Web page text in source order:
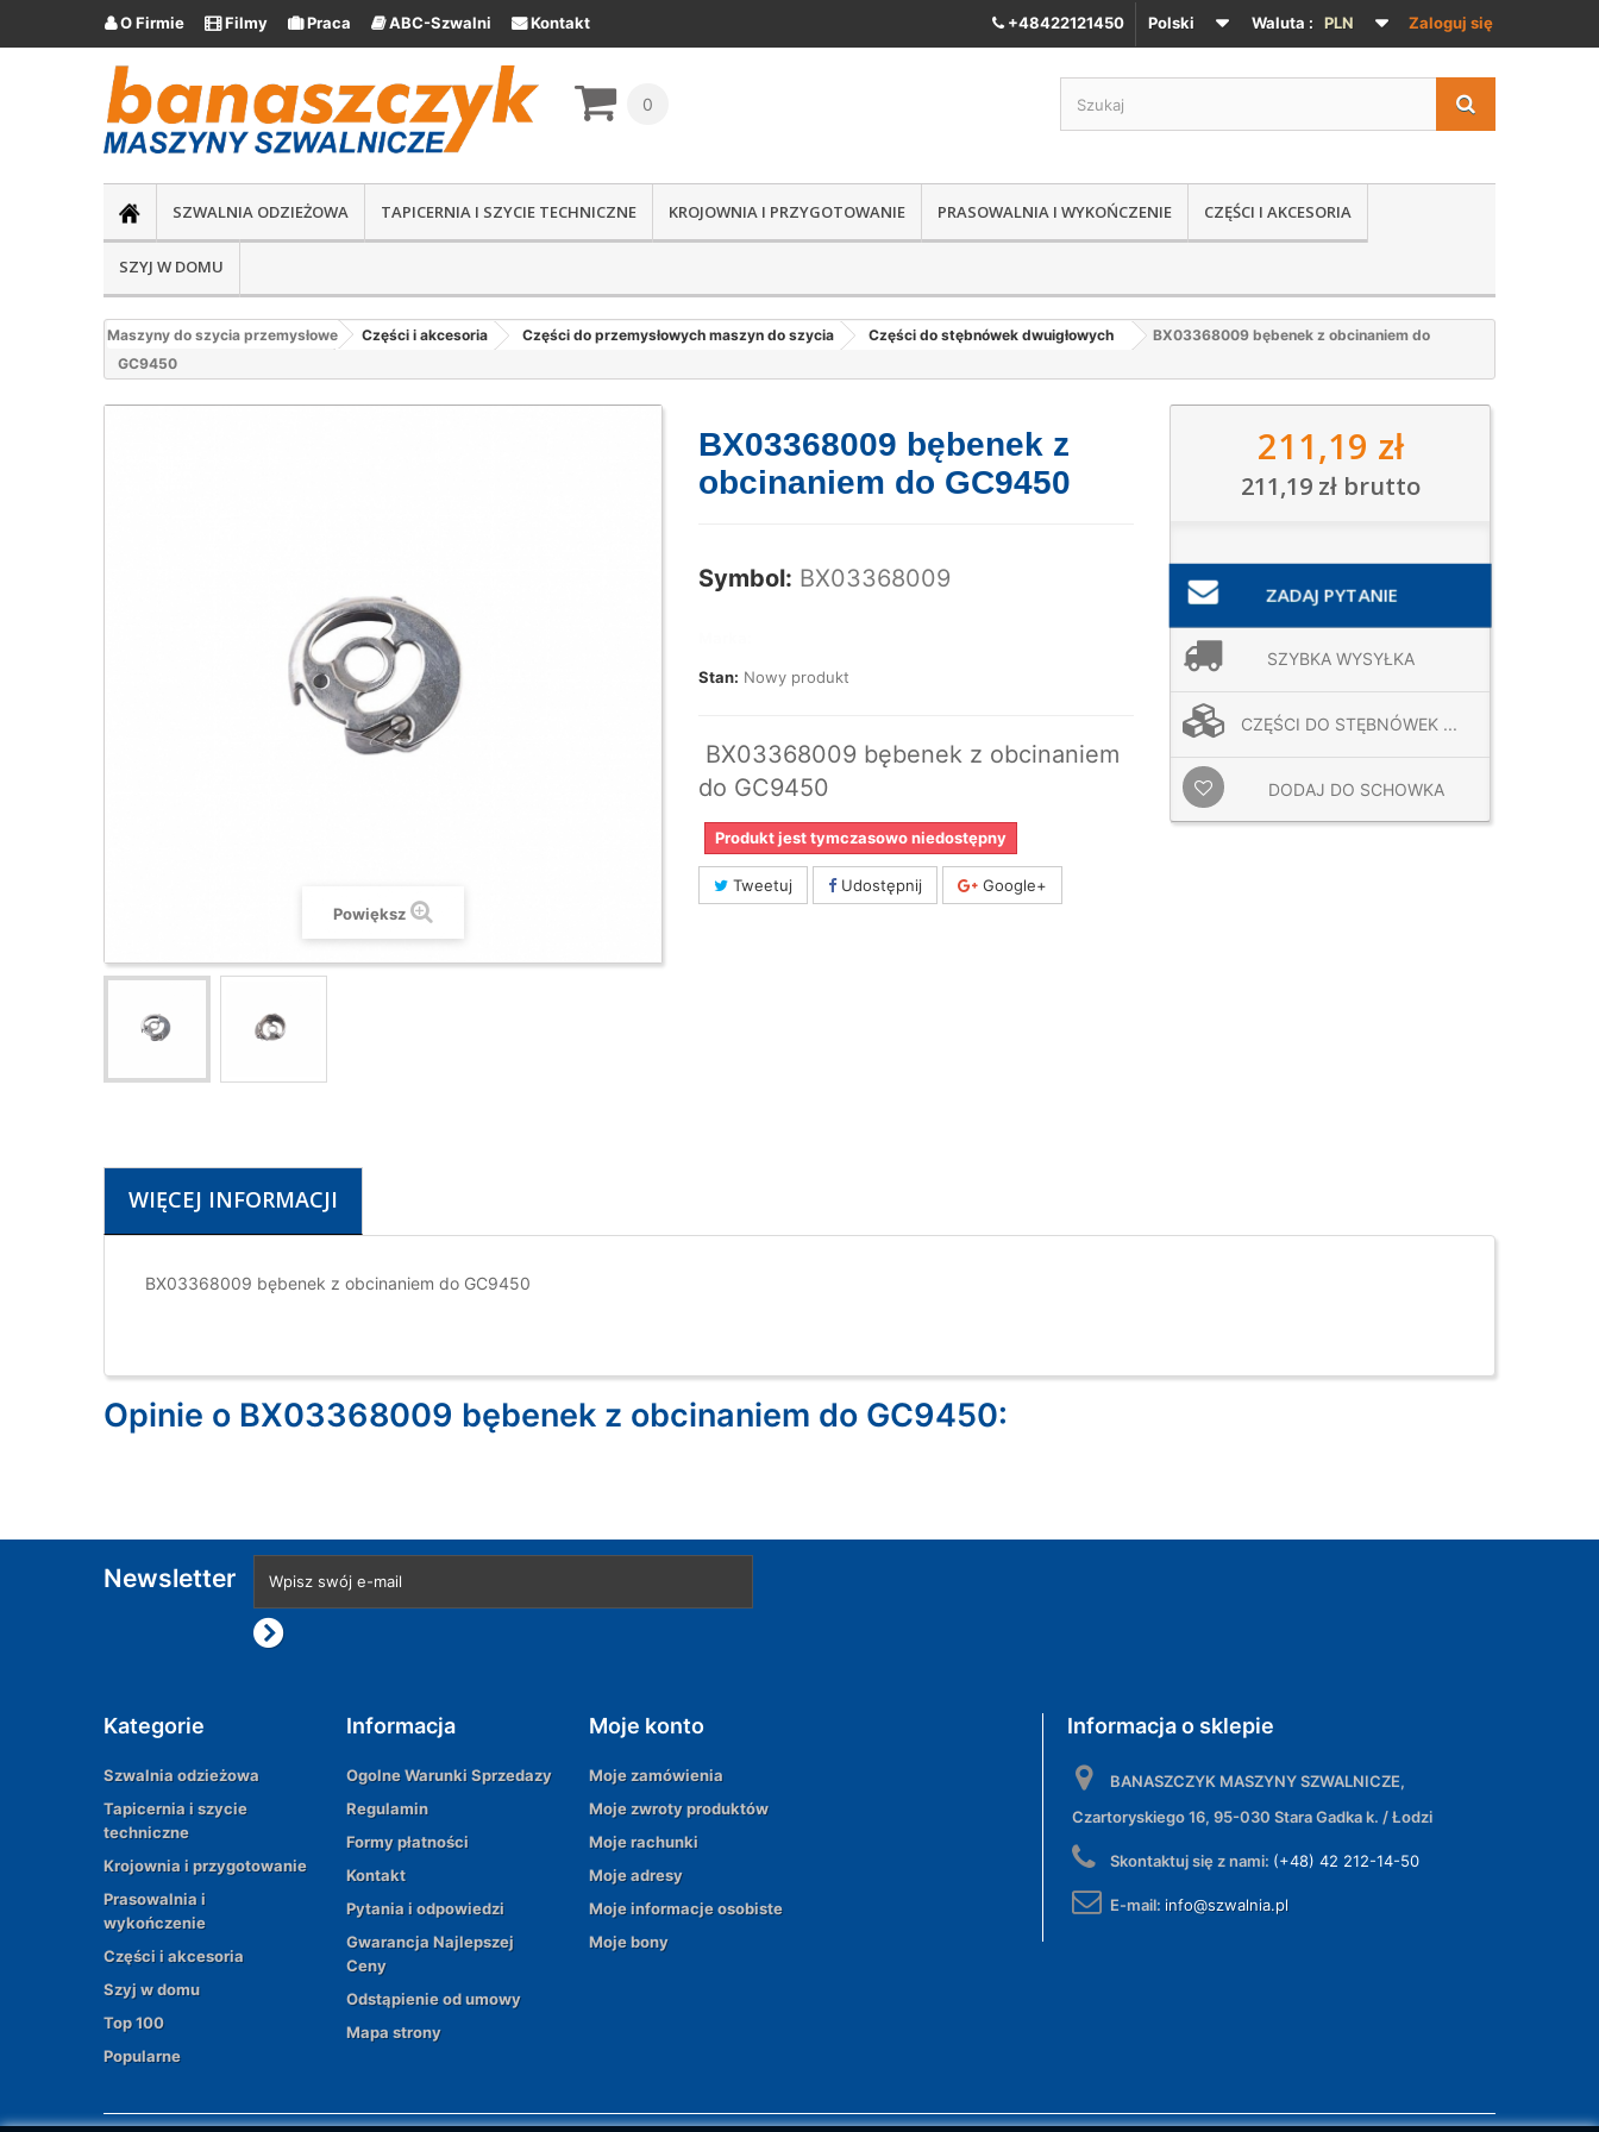
Zaloguj się
Waluta : PLN
Polski
O Firmie Filmy Praca ABC-Szwalni Kontakt +48422121450
0
SZWALNIA ODZIEŻOWA TAPICERNIA I SZYCIE TECHNICZNE KROJOWNIA I PRZYGOTOWANIE PRASOWALNIA I WYKOŃCZENIE CZĘŚCI I AKCESORIA
SZYJ W DOMU
Maszyny do szycia przemysłowe Części i akcesoria Części do przemysłowych maszyn do szycia Części do stębnówek dwuigłowych
BX03368009 bębenek z obcinaniem do
GC9450
Powiększ
BX03368009 bębenek z
obcinaniem do GC9450
Symbol: BX03368009
Stan: Nowy produkt
BX03368009 bębenek z obcinaniem
do GC9450
Produkt jest tymczasowo niedostępny
Tweetuj Udostępnij Google+
211,19 zł
211,19 złbrutto
ZADAJ PYTANIE
SZYBKA WYSYŁKA
CZĘŚCI DO STĘBNÓWEK ...
DODAJ DO SCHOWKA
WIĘCEJ INFORMACJI
BX03368009 bębenek z obcinaniem do GC9450
Opinie o BX03368009 bębenek z obcinaniem do GC9450:
Newsletter
Kategorie
Szwalnia odzieżowa
Tapicernia i szycie
techniczne
Krojownia i przygotowanie
Prasowalnia i
wykończenie
Części i akcesoria
Szyj w domu
Top 100
Popularne
Informacja
Ogolne Warunki Sprzedazy
Regulamin
Formy płatności
Kontakt
Pytania i odpowiedzi
Gwarancja Najlepszej
Ceny
Odstąpienie od umowy
Mapa strony
Moje konto
Moje zamówienia
Moje zwroty produktów
Moje rachunki
Moje adresy
Moje informacje osobiste
Moje bony
Informacja o sklepie
BANASZCZYK MASZYNY SZWALNICZE,
Czartoryskiego 16, 95-030 Stara Gadka k. / Łodzi
Skontaktuj się z nami: (+48) 42 212-14-50
E-mail: info@szwalnia.pl